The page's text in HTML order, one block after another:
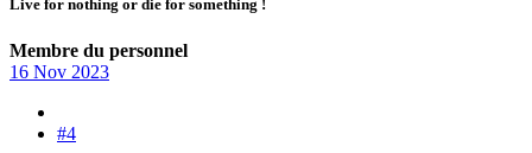
Live for nothing or die for something !
Membre du personnel
16 Nov 2023
#4